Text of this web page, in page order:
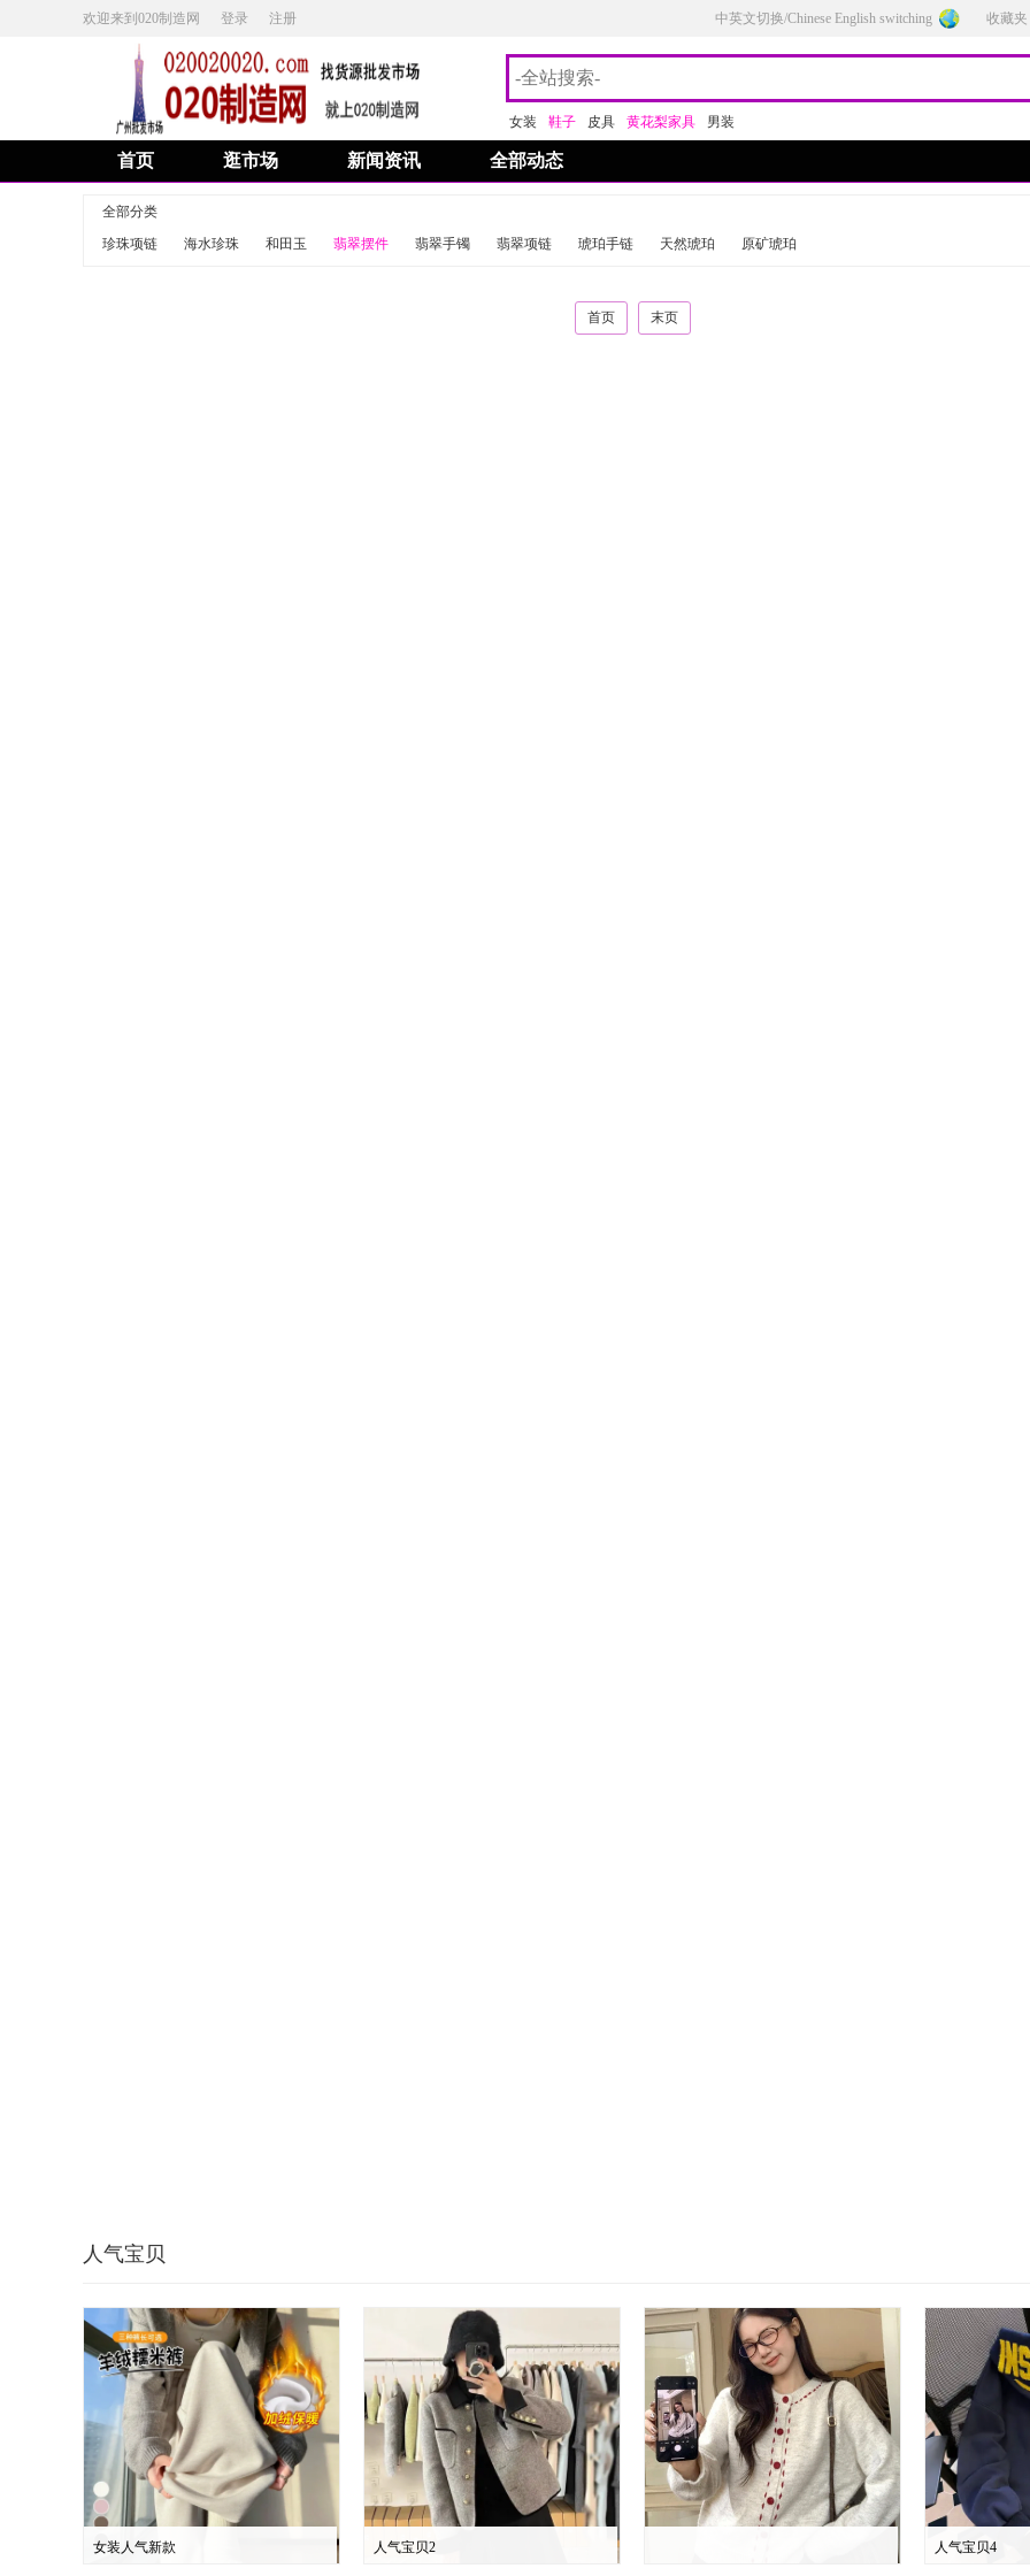
欢迎来到020制造网 登录 注册 中英文切换/Chinese English switching 收藏夹
女装 鞋子 皮具 黄花梨家具 男装
首页 逛市场 新闻资讯 全部动态
全部分类
珍珠项链
海水珍珠 和田玉 翡翠摆件 翡翠手镯 翡翠项链 琥珀手链 天然琥珀 原矿琥珀
首页 末页
人气宝贝
女装人气新款 人气宝贝2 人气宝贝4